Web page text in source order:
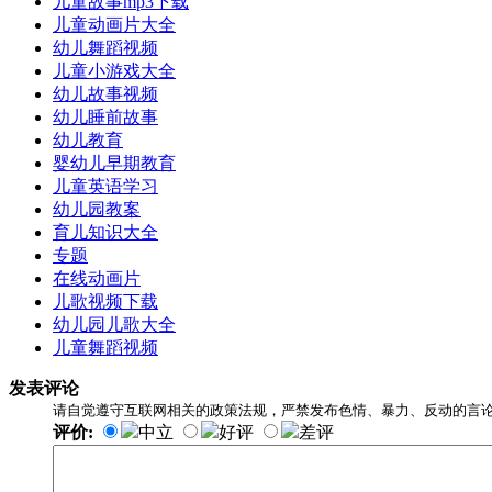
儿童动画片大全
幼儿舞蹈视频
儿童小游戏大全
幼儿故事视频
幼儿睡前故事
幼儿教育
婴幼儿早期教育
儿童英语学习
幼儿园教案
育儿知识大全
专题
在线动画片
儿歌视频下载
幼儿园儿歌大全
儿童舞蹈视频
发表评论
请自觉遵守互联网相关的政策法规，严禁发布色情、暴力、反动的言
评价: 中立 好评 差评